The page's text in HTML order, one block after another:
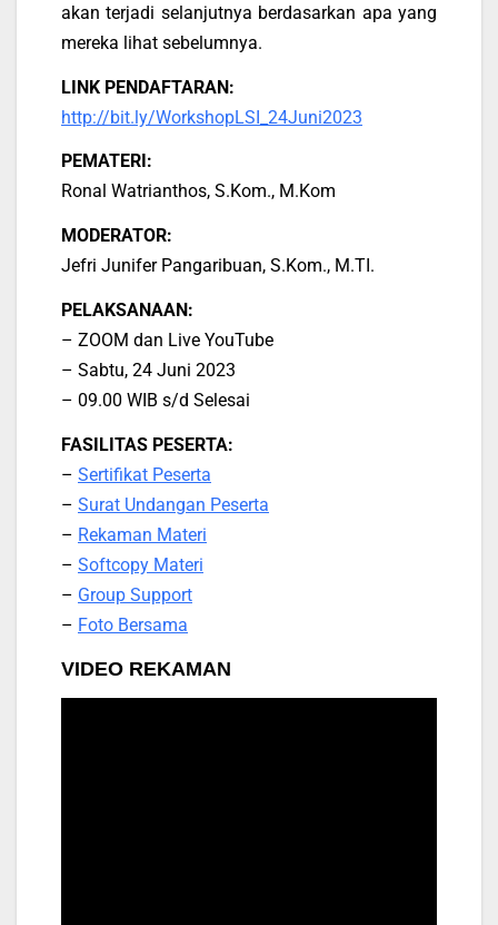
akan terjadi selanjutnya berdasarkan apa yang
mereka lihat sebelumnya.
LINK PENDAFTARAN:
http://bit.ly/WorkshopLSI_24Juni2023
PEMATERI:
Ronal Watrianthos, S.Kom., M.Kom
MODERATOR:
Jefri Junifer Pangaribuan, S.Kom., M.TI.
PELAKSANAAN:
– ZOOM dan Live YouTube
– Sabtu, 24 Juni 2023
– 09.00 WIB s/d Selesai
FASILITAS PESERTA:
– Sertifikat Peserta
– Surat Undangan Peserta
– Rekaman Materi
– Softcopy Materi
– Group Support
– Foto Bersama
VIDEO REKAMAN